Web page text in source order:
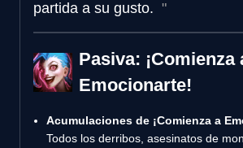
partida a su gusto.
Pasiva: ¡Comienza
Emocionarte!
Acumulaciones de ¡Comienza a
Todos los derribos, asesinatos de